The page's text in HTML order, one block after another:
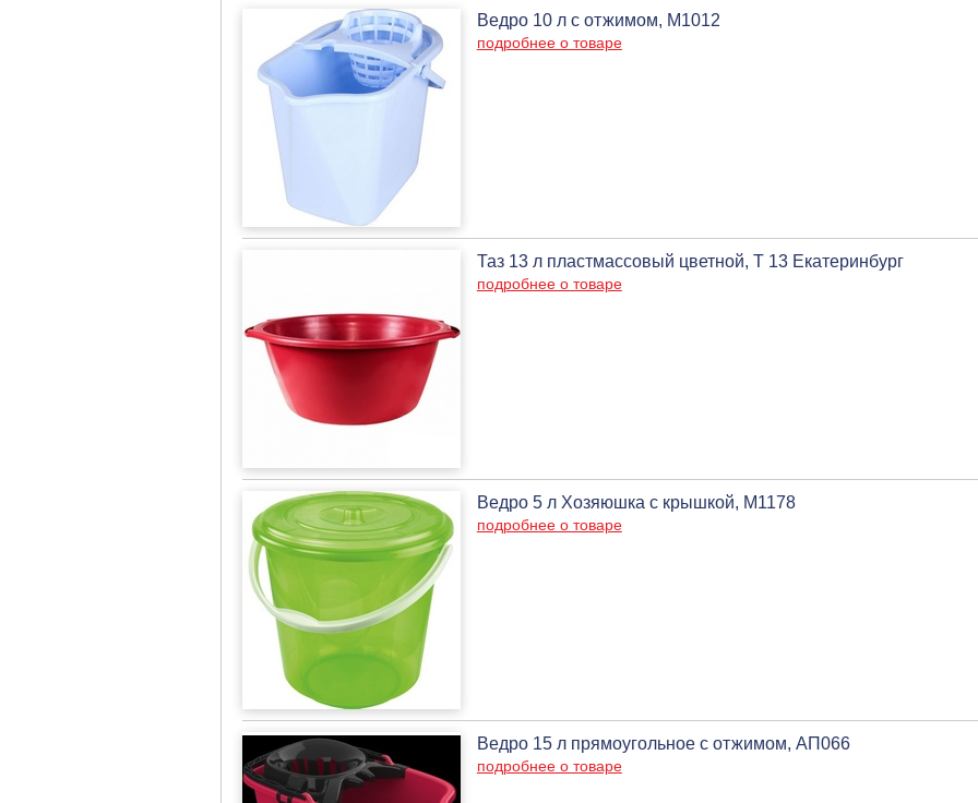
Ведро 10 л с отжимом, М1012
подробнее о товаре
Таз 13 л пластмассовый цветной, Т 13 Екатеринбург
подробнее о товаре
Ведро 5 л Хозяюшка с крышкой, М1178
подробнее о товаре
Ведро 15 л прямоугольное с отжимом, АП066
подробнее о товаре